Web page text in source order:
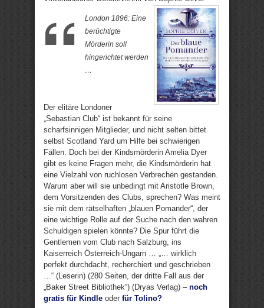
London 1896: Eine
berüchtigte
Mörderin soll
hingerichtet werden
…
Der elitäre Londoner
„Sebastian Club“ ist bekannt für seine
scharfsinnigen Mitglieder, und nicht selten bittet
selbst Scotland Yard um Hilfe bei schwierigen
Fällen. Doch bei der Kindsmörderin Amelia Dyer
gibt es keine Fragen mehr, die Kindsmörderin hat
eine Vielzahl von ruchlosen Verbrechen gestanden.
Warum aber will sie unbedingt mit Aristotle Brown,
dem Vorsitzenden des Clubs, sprechen? Was meint
sie mit dem rätselhaften „blauen Pomander“, der
eine wichtige Rolle auf der Suche nach den wahren
Schuldigen spielen könnte? Die Spur führt die
Gentlemen vom Club nach Salzburg, ins
Kaiserreich Österreich-Ungarn … „… wirklich
perfekt durchdacht, recherchiert und geschrieben
…“ (Leserin) (280 Seiten, der dritte Fall aus der
„Baker Street Bibliothek“) (Dryas Verlag) – noch
gratis für Kindle oder für Tolino?